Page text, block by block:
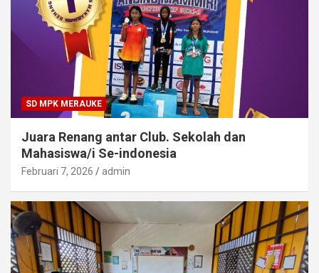
SD MPK MERAUKE
Juara Renang antar Club. Sekolah dan
Mahasiswa/i Se-indonesia
Februari 7, 2026 admin